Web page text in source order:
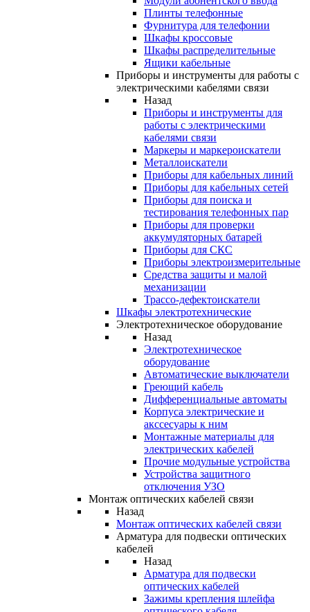
Плинты телефонные
Фурнитура для телефонии
Шкафы кроссовые
Шкафы распределительные
Ящики кабельные
Приборы и инструменты для работы с
электрическими кабелями связи
Назад
Приборы и инструменты для
работы с электрическими
кабелями связи
Маркеры и маркероискатели
Металлоискатели
Приборы для кабельных линий
Приборы для кабельных сетей
Приборы для поиска и
тестирования телефонных пар
Приборы для проверки
аккумуляторных батарей
Приборы для СКС
Приборы электроизмерительные
Средства защиты и малой
механизации
Трассо-дефектоискатели
Шкафы электротехнические
Электротехническое оборудование
Назад
Электротехническое
оборудование
Автоматические выключатели
Греющий кабель
Дифференциальные автоматы
Корпуса электрические и
акссесуары к ним
Монтажные материалы для
электрических кабелей
Прочие модульные устройства
Устройства защитного
отключения УЗО
Монтаж оптических кабелей связи
Назад
Монтаж оптических кабелей связи
Арматура для подвески оптических
кабелей
Назад
Арматура для подвески
оптических кабелей
Зажимы крепления шлейфа